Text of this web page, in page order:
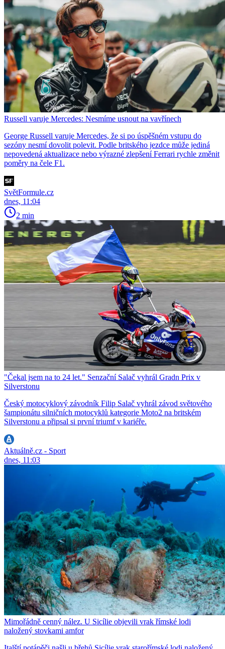
Russell varuje Mercedes: Nesmíme usnout na vavřínech
George Russell varuje Mercedes, že si po úspěšném vstupu do
sezóny nesmí dovolit polevit. Podle britského jezdce může jediná
nepovedená aktualizace nebo výrazné zlepšení Ferrari rychle změnit
poměry na čele F1.
SvětFormule.cz
dnes, 11:04
2 min
"Čekal jsem na to 24 let." Senzační Salač vyhrál Gradn Prix v
Silverstonu
Český motocyklový závodník Filip Salač vyhrál závod světového
šampionátu silničních motocyklů kategorie Moto2 na britském
Silverstonu a připsal si první triumf v kariéře.
Aktuálně.cz - Sport
dnes, 11:03
Mimořádně cenný nález. U Sicílie objevili vrak římské lodi
naložený stovkami amfor